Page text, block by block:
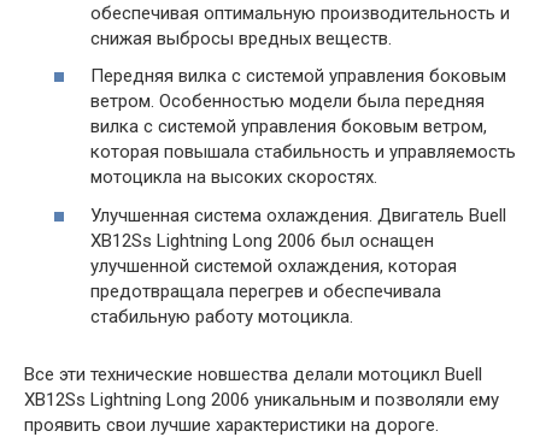
обеспечивая оптимальную производительность и
снижая выбросы вредных веществ.
Передняя вилка с системой управления боковым
ветром. Особенностью модели была передняя
вилка с системой управления боковым ветром,
которая повышала стабильность и управляемость
мотоцикла на высоких скоростях.
Улучшенная система охлаждения. Двигатель Buell
XB12Ss Lightning Long 2006 был оснащен
улучшенной системой охлаждения, которая
предотвращала перегрев и обеспечивала
стабильную работу мотоцикла.
Все эти технические новшества делали мотоцикл Buell
XB12Ss Lightning Long 2006 уникальным и позволяли ему
проявить свои лучшие характеристики на дороге.